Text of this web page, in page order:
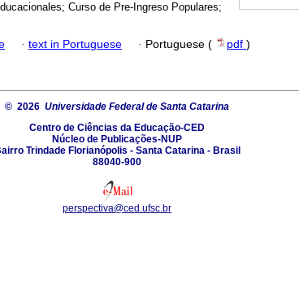
Curso de Pre-Ingreso Populares;
· text in Portuguese · Portuguese ( pdf )
© 2026 Universidade Federal de Santa Catarina
Centro de Ciências da Educação-CED
Núcleo de Publicações-NUP
Trindade Florianópolis - Santa Catarina - Brasil
88040-900
perspectiva@ced.ufsc.br